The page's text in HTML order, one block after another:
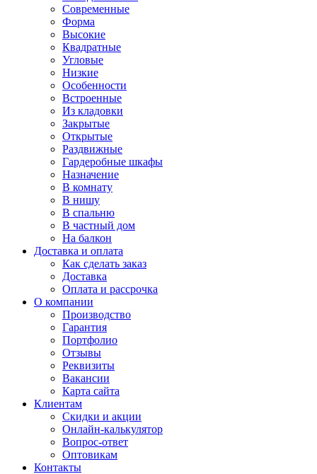
Современные
Форма
Высокие
Квадратные
Угловые
Низкие
Особенности
Встроенные
Из кладовки
Закрытые
Открытые
Раздвижные
Гардеробные шкафы
Назначение
В комнату
В нишу
В спальню
В частный дом
На балкон
Доставка и оплата
Как сделать заказ
Доставка
Оплата и рассрочка
О компании
Производство
Гарантия
Портфолио
Отзывы
Реквизиты
Вакансии
Карта сайта
Клиентам
Скидки и акции
Онлайн-калькулятор
Вопрос-ответ
Оптовикам
Контакты